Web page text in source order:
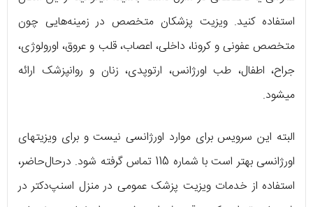
استفاده کنید. ویزیت پزشکان متخصص در زمینه‌هایی چون
متخصص عفونی و کرونا، داخلی، اعصاب، قلب و عروق، اورولوژی،
جراح، اطفال، طب اورژانس، ارتوپدی، زنان و روانپزشک ارائه
می‏شود.
البته این سرویس برای موارد اورژانسی نیست و برای ویزیت‎های
اورژانسی بهتر است با شماره 115 تماس گرفته شود. در‌حال‌حاضر،
استفاده از خدمات ویزیت پزشک عمومی در منزل اسنپ‌دکتر در